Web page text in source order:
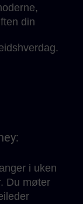
din
i uken
Du møter